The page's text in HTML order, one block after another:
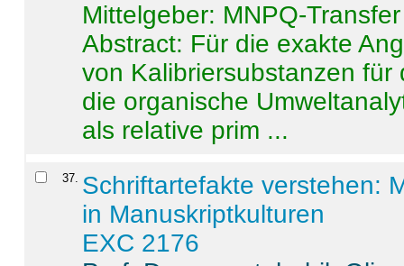
Mittelgeber: MNPQ-Transfer
Abstract: Für die exakte
von Kalibriersubstanzen
die organische
als relative prim ...
37. Schriftartefakte verstehen:
in Manuskriptkulturen
EXC 2176